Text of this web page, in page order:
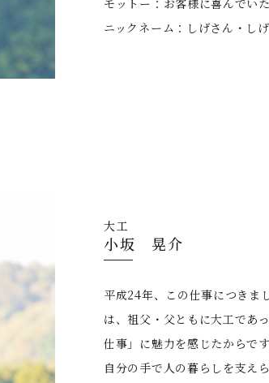
モットー：お客様に喜んでい
ニックネーム：しげさん・し
⼤⼯
⼩坂 晃介
平成24年、この仕事につきま
は、祖父・父ともに大工であ
仕事」に魅力を感じたからで
自分の手で人の暮らしを支え